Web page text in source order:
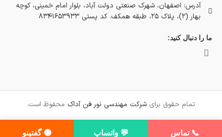
آدرس: اصفهان، شهرک صنعتی دولت آباد، بلوار امام خمینی، کوچه
بهار (2)، پلاک 25، طبقه همکف. کد پستی 8341653933
ما را دنبال کنید:
تمام حقوق برای شرکت مهندسی نور فن آداک محفوظ است.
📞 تماس 💬 واتساپ 🟠 گفتینو